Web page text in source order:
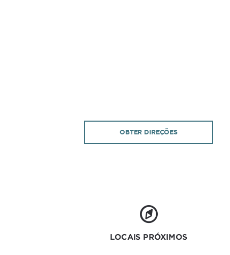
OBTER DIREÇÕES
LOCAIS PRÓXIMOS